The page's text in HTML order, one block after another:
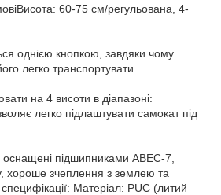
60-75 см/регульована, 4-
однією кнопкою, завдяки чому
легко транспортувати
на 4 висоти в діапазоні:
легко підлаштувати самокат під
оснащені підшипниками ABEC-7,
хороше зчеплення з землею та
специфікації: Матеріал: PUC (литий